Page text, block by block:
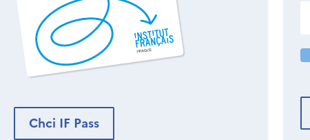
Chci IF Pass